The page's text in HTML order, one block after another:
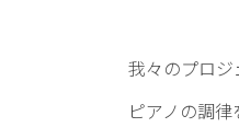
我々のプロジ
ピアノの調